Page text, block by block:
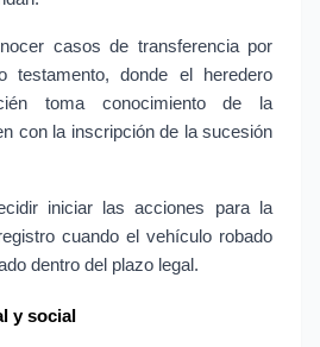
casos de transferencia por
testamento, donde el heredero
toma conocimiento de la
con la inscripción de la sucesión
iniciar las acciones para la
cuando el vehículo robado
dentro del plazo legal.
y social